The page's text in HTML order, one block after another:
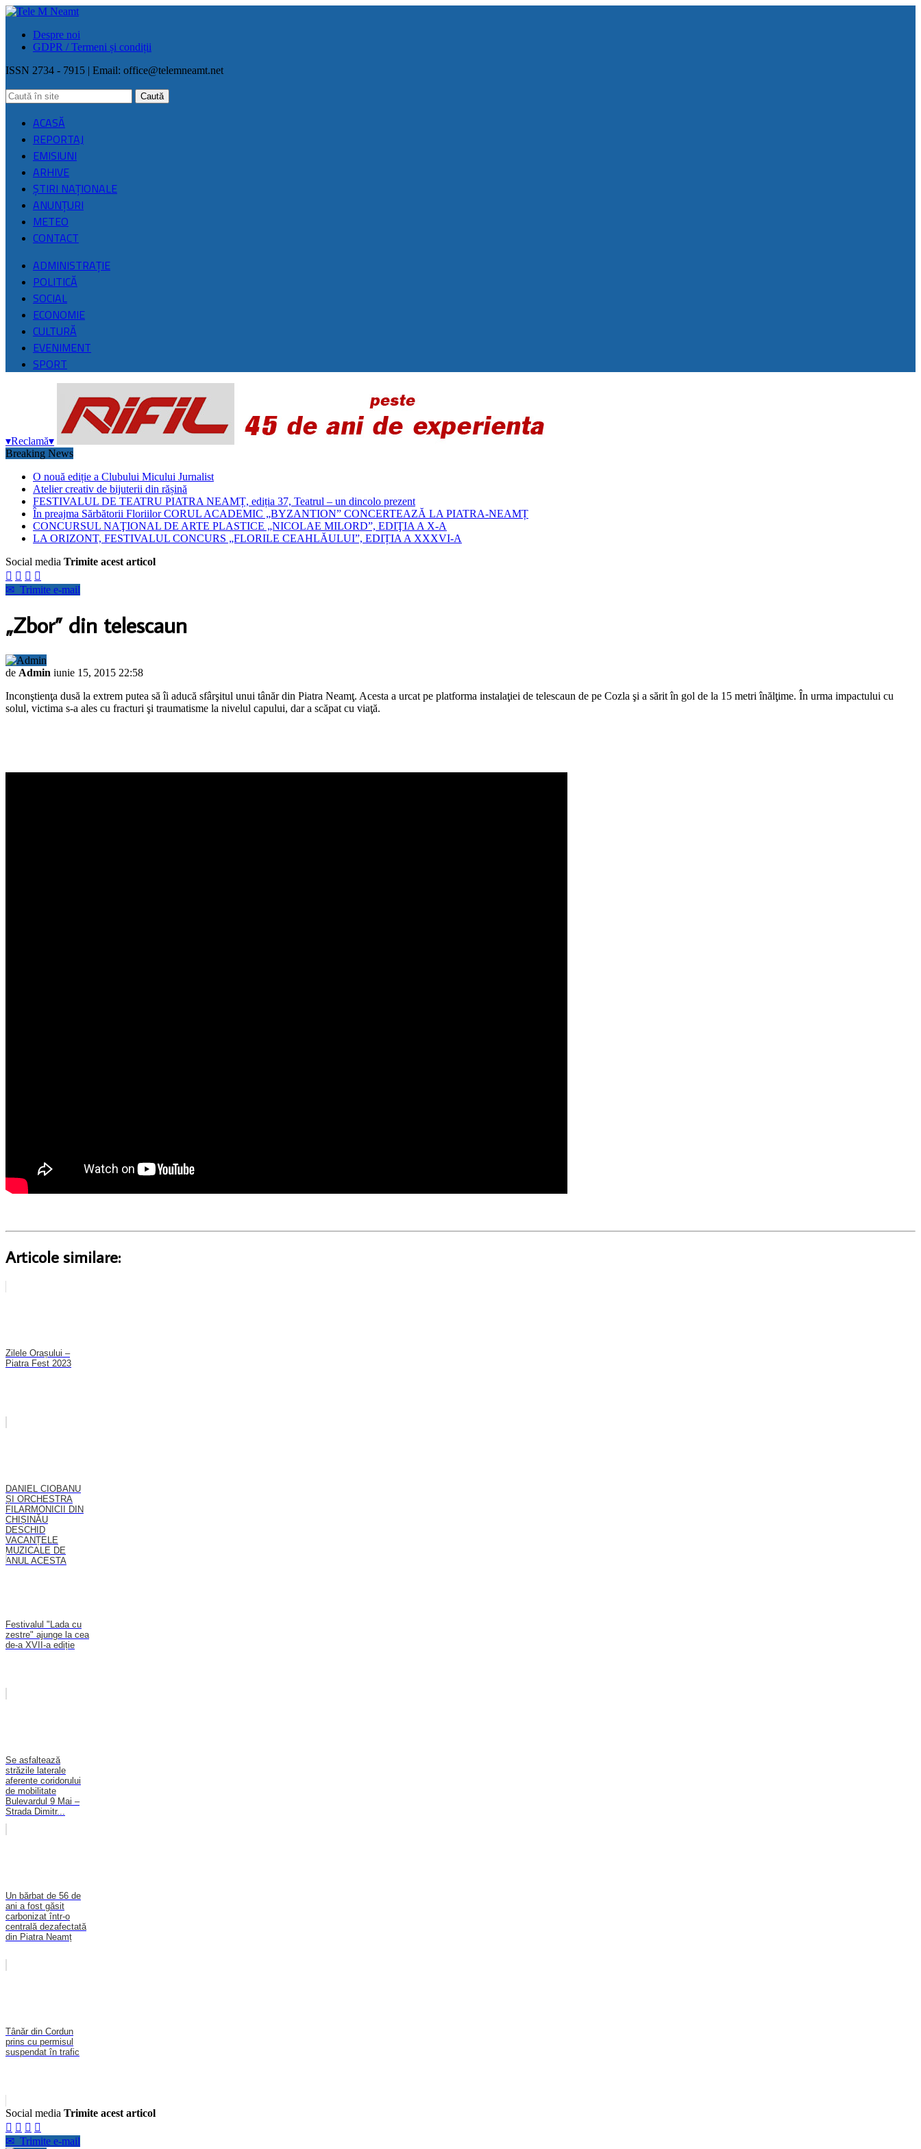
Despre noi
GDPR / Termeni și condiții
ISSN 2734 - 7915 | Email: office@telemneamt.net
ACASĂ
REPORTAJ
EMISIUNI
ARHIVE
ŞTIRI NAŢIONALE
ANUNȚURI
METEO
CONTACT
ADMINISTRAȚIE
POLITICĂ
SOCIAL
ECONOMIE
CULTURĂ
EVENIMENT
SPORT
▾Reclamă▾
Breaking News
O nouă ediție a Clubului Micului Jurnalist
Atelier creativ de bijuterii din rășină
FESTIVALUL DE TEATRU PIATRA NEAMȚ, ediția 37, Teatrul – un dincolo prezent
În preajma Sărbătorii Floriilor CORUL ACADEMIC „BYZANTION” CONCERTEAZĂ LA PIATRA-NEAMȚ
CONCURSUL NAŢIONAL DE ARTE PLASTICE „NICOLAE MILORD”, EDIŢIA A X-A
LA ORIZONT, FESTIVALUL CONCURS „FLORILE CEAHLĂULUI”, EDIȚIA A XXXVI-A
Social media Trimite acest articol
   
✉ Trimite e-mail
„Zbor” din telescaun
de Admin iunie 15, 2015 22:58
Inconştienţa dusă la extrem putea să îi aducă sfârşitul unui tânăr din Piatra Neamţ. Acesta a urcat pe platforma instalaţiei de telescaun de pe Cozla şi a sărit în gol de la 15 metri înălţime. În urma impactului cu
solul, victima s-a ales cu fracturi şi traumatisme la nivelul capului, dar a scăpat cu viaţă.
Articole similare:
Zilele Orașului –
Piatra Fest 2023
DANIEL CIOBANU
ȘI ORCHESTRA
FILARMONICII DIN
CHIȘINĂU
DESCHID
VACANȚELE
MUZICALE DE
ANUL ACESTA
Festivalul "Lada cu
zestre" ajunge la cea
de-a XVII-a ediție
Se asfaltează
străzile laterale
aferente coridorului
de mobilitate
Bulevardul 9 Mai –
Strada Dimitr...
Un bărbat de 56 de
ani a fost găsit
carbonizat într-o
centrală dezafectată
din Piatra Neamț
Tânăr din Cordun
prins cu permisul
suspendat în trafic
Social media Trimite acest articol
   
✉ Trimite e-mail